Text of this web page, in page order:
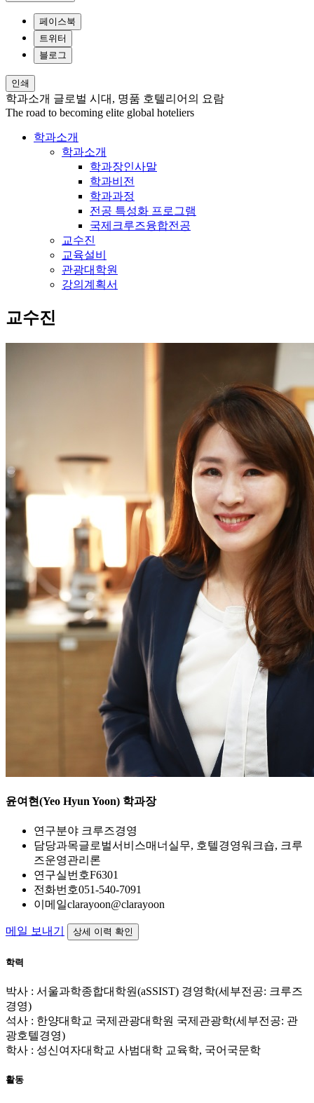
페이스북
트위터
블로그
인쇄
학과소개 글로벌 시대, 명품 호텔리어의 요람
The road to becoming elite global hoteliers
학과소개
학과소개
학과장인사말
학과비전
학과과정
전공 특성화 프로그램
국제크루즈융합전공
교수진
교육설비
관광대학원
강의계획서
교수진
윤여현(Yeo Hyun Yoon) 학과장
연구분야 크루즈경영
담당과목글로벌서비스매너실무, 호텔경영워크숍, 크루
즈운영관리론
연구실번호F6301
전화번호051-540-7091
이메일clarayoon@clarayoon
메일 보내기 상세 이력 확인
학력
박사 : 서울과학종합대학원(aSSIST) 경영학(세부전공: 크루즈
경영)
석사 : 한양대학교 국제관광대학원 국제관광학(세부전공: 관
광호텔경영)
학사 : 성신여자대학교 사범대학 교육학, 국어국문학
활동